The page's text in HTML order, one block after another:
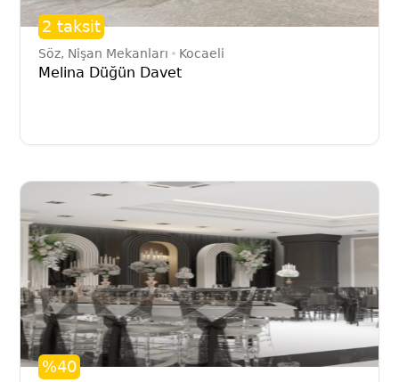
2 taksit
Söz, Nişan Mekanları Kocaeli
Melina Düğün Davet
%40